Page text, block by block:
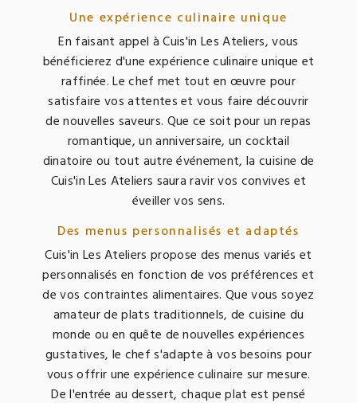
Une expérience culinaire unique
En faisant appel à Cuis'in Les Ateliers, vous
bénéficierez d'une expérience culinaire unique et
raffinée. Le chef met tout en œuvre pour
satisfaire vos attentes et vous faire découvrir
de nouvelles saveurs. Que ce soit pour un repas
romantique, un anniversaire, un cocktail
dinatoire ou tout autre événement, la cuisine de
Cuis'in Les Ateliers saura ravir vos convives et
éveiller vos sens.
Des menus personnalisés et adaptés
Cuis'in Les Ateliers propose des menus variés et
personnalisés en fonction de vos préférences et
de vos contraintes alimentaires. Que vous soyez
amateur de plats traditionnels, de cuisine du
monde ou en quête de nouvelles expériences
gustatives, le chef s'adapte à vos besoins pour
vous offrir une expérience culinaire sur mesure.
De l'entrée au dessert, chaque plat est pensé